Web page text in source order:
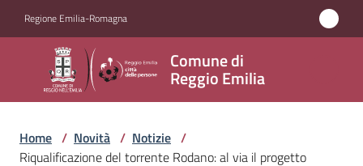
Regione Emilia-Romagna
Comune di
Reggio Emilia
Comune
di
Reggio
Emilia
Home / Novità / Notizie /
Riqualificazione del torrente Rodano: al via il progetto